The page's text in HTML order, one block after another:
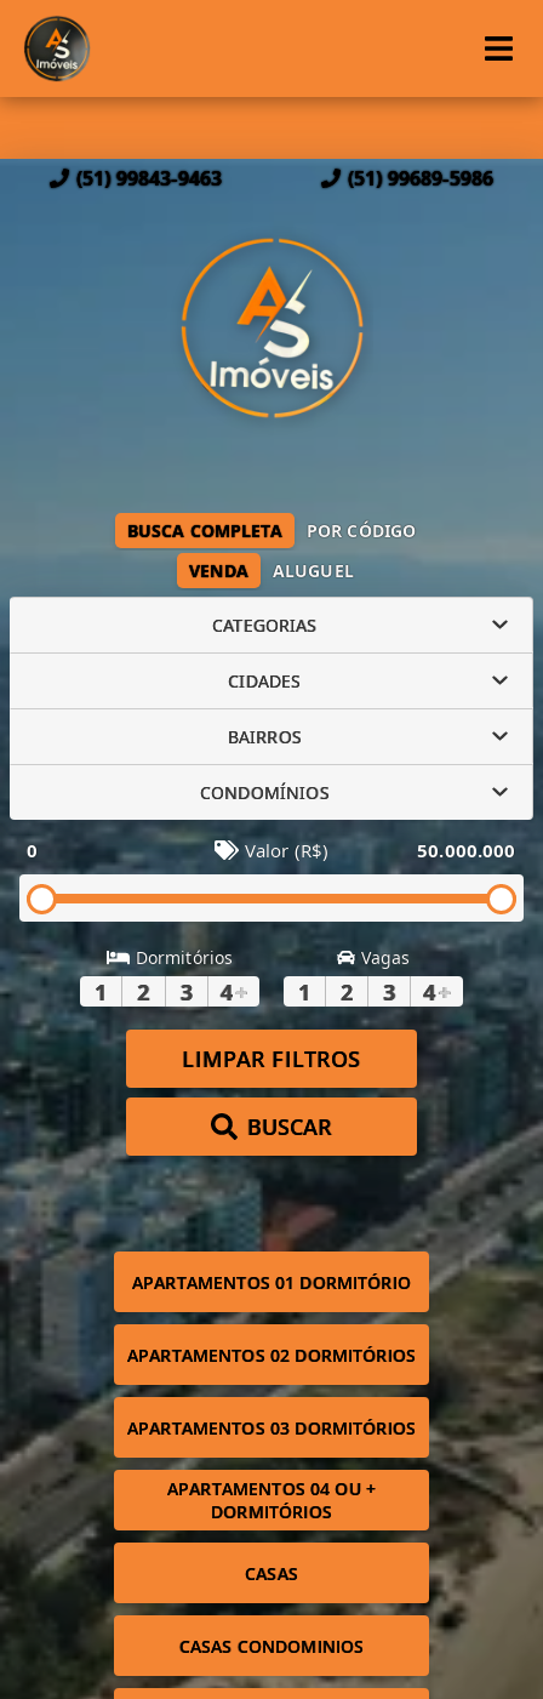
(51) 99843-9463 (51) 99689-5986
VENDA ALUGUEL
BUSCA COMPLETA POR CÓDIGO
CATEGORIAS
CIDADES
BAIRROS
CONDOMÍNIOS
0 Valor (R$) 50.000.000
Dormitórios
1 2 3 4+
Vagas
1 2 3 4+
LIMPAR FILTROS
BUSCAR
APARTAMENTOS 01 DORMITÓRIO
APARTAMENTOS 02 DORMITÓRIOS
APARTAMENTOS 03 DORMITÓRIOS
APARTAMENTOS 04 OU +
DORMITÓRIOS
CASAS
CASAS CONDOMINIOS